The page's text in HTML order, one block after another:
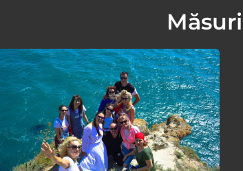
la vamă.
în care copiii nu sunt însoțiți de
dintre părinți, adultul care îi
va prezenta și Certificat de
judiciar.
toate informațiile, recomandăm
website-uluiPoliției de